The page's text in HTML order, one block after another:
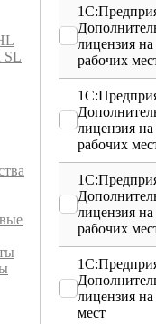
SL
лицензия
рабочих
лицензия на
рабочих
лицензия
рабочих
лицензия
мест